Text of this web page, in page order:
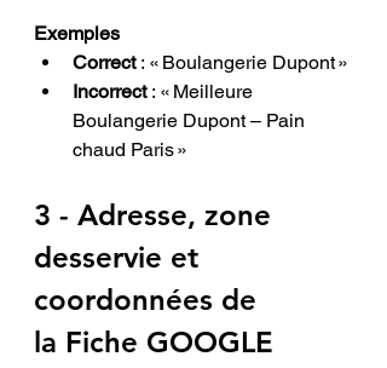
Exemples
Correct : « Boulangerie Dupont »
Incorrect : « Meilleure
Boulangerie Dupont – Pain
chaud Paris »
3 - Adresse, zone
desservie et
coordonnées de
la Fiche GOOGLE